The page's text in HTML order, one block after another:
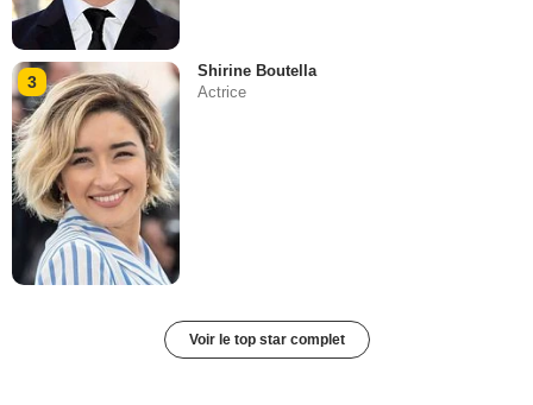
3
Shirine Boutella
Actrice
Voir le top star complet